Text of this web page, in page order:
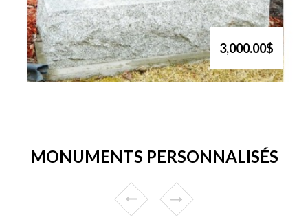
3,000.00$
MONUMENTS PERSONNALISÉS